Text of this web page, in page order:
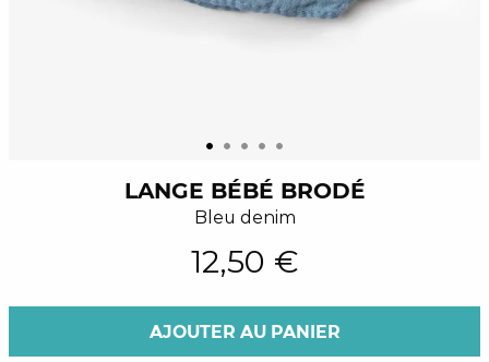
LANGE BÉBÉ BRODÉ
Bleu denim
12,50 €
AJOUTER AU PANIER